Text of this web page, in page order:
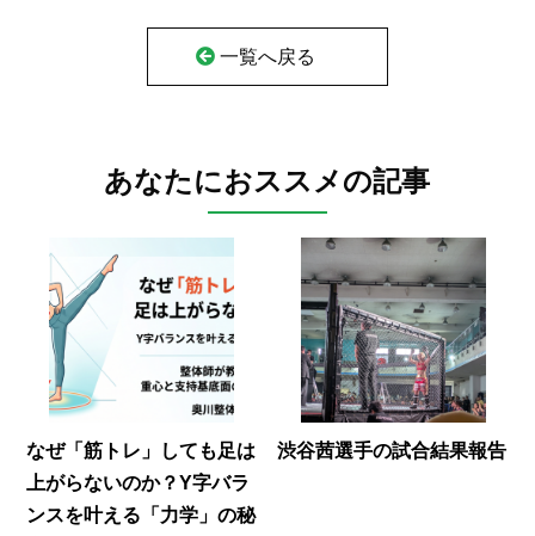
一覧へ戻る
あなたにおススメの記事
なぜ「筋トレ」しても足は
上がらないのか？Y字バラ
ンスを叶える「力学」の秘
渋谷茜選手の試合結果報告